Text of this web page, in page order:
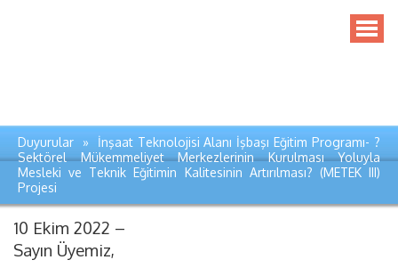
Duyurular » İnşaat Teknolojisi Alanı İşbaşı Eğitim Programı- ?
Sektörel Mükemmeliyet Merkezlerinin Kurulması Yoluyla
Mesleki ve Teknik Eğitimin Kalitesinin Artırılması? (METEK III)
Projesi
10 Ekim 2022 –
Sayın Üyemiz,